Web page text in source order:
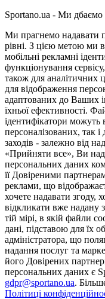
Sportano.ua - Ми дбаємо
Ми прагнемо надавати
рівні. З цією метою ми
мобільні рекламні
функціонування
також для аналітичних
для відображення
адаптованих до Ваших
їхньої ефективності.
ідентифікатори можуть
персоналізованих, так
заходів - залежно від
«Прийняти все», Ви
персональних даних
її Довіреними
реклами, що
хочете надавати згоду,
відкликати вже надану
тій мірі, в якій файли
дані, підставою для їх
адміністратора, що
надання послуг та
його Довірених
персональних даних є
gdpr@sportano.ua.
Політиці